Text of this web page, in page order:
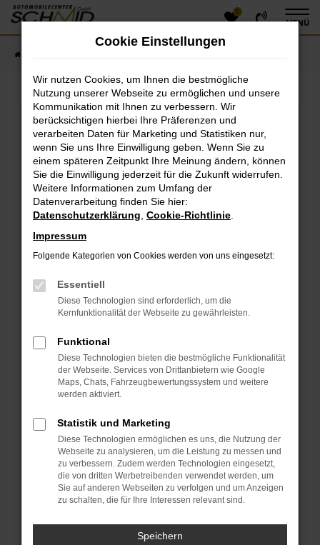
Zum
Hauptinhalt
0
MENÜ
Fehler: Network Error
Beim Laden ist ein Fehler aufgetreten.
Hier sind ein paar Tipps, die dir helfen können:
Überprüfe deine Firewall und deine
Internetverbindung.
Laden andere Webseiten, zum Beispiel deine
Suchmaschine?
Prüfe deine Browsererweiterungen.
das Laden bestimmter Seiten verhindern.
Funktioniert die Seite in einem anderen Browser
oder in einem privaten Fenster?
Das kann manchmal helfen, vorübergehende
Probleme zu beheben.
Stelle sicher, dass dein Browser und dein
Betriebssystem auf dem neuesten Stand sind.
Sicherheitsrisiko, sondern kann auch dazu führen,
dass bestimmte Funktionen nicht mehr
unterstützt werden.
Wende dich an den Webseitenbetreiber.
Wenn du alle oben genannten Schritte versucht
hast, kontaktiere uns bitte. Wir werden versuchen,
das Problem zu beheben. Du kannst uns diesen
Text schicken, um uns bei der Fehlersuche zu
Cookie Einstellungen
Wir nutzen Cookies, um Ihnen die bestmögliche
Nutzung unserer Webseite zu ermöglichen und unsere
Kommunikation mit Ihnen zu verbessern. Wir
berücksichtigen hierbei Ihre Präferenzen und
verarbeiten Daten für Marketing und Statistiken nur,
wenn Sie uns Ihre Einwilligung geben. Wenn Sie zu
einem späteren Zeitpunkt Ihre Meinung ändern, können
Sie die Einwilligung jederzeit für die Zukunft widerrufen.
Weitere Informationen zum Umfang der
Datenverarbeitung finden Sie hier:
Datenschutzerklärung Cookie-Richtlinie
Impressum
Folgende Kategorien von Cookies werden von uns eingesetzt:
Essentiell
Diese Technologien sind erforderlich, um die
Kernfunktionalität der Webseite zu gewährleisten.
Funktional
Diese Technologien bieten die bestmögliche Funktionalität
der Webseite. Services von Drittanbietern wie Google
Maps, Chats, Fahrzeugbewertungssystem und weitere
werden aktiviert.
Statistik und Marketing
Diese Technologien ermöglichen es uns, die Nutzung der
Webseite zu analysieren, um die Leistung zu messen und
zu verbessern. Zudem werden Technologien eingesetzt,
die von dritten Werbetreibenden verwendet werden, um
Sie auf anderen Webseiten zu verfolgen und um Anzeigen
zu schalten, die für Ihre Interessen relevant sind.
Speichern